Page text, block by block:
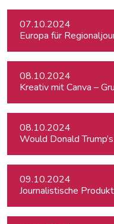
07.10.2024
Europa für
08.10.2024
Kreativ mit Canva –
08.10.2024
Would Donald
09.10.2024
Journalistische